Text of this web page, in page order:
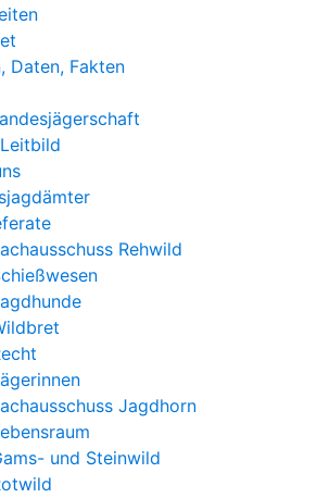
Daten, Fakten
Rehwild
Jagdhorn
und Steinwild